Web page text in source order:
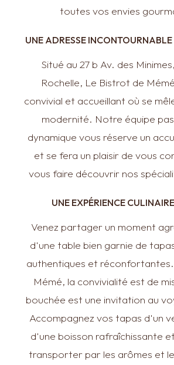
toutes vos envies
UNE ADRESSE INCONTOURNABLE
Situé au 27 b Av. des
Rochelle, Le Bistrot de
convivial et accueillant où se
modernité. Notre équipe
dynamique vous réserve un
et se fera un plaisir de vous
vous faire découvrir nos
UNE EXPÉRIENCE
Venez partager un moment
d'une table bien garnie de
authentiques et
Mémé, la convivialité est de
bouchée est une invitation au
Accompagnez vos tapas d'un
d'une boisson rafraîchissante
transporter par les arômes et